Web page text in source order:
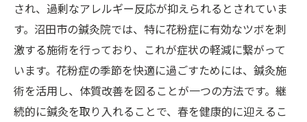
され、過剰なアレルギー反応が抑えられるとされていま
す。沼田市の鍼灸院では、特に花粉症に有効なツボを刺
激する施術を行っており、これが症状の軽減に繋がって
います。花粉症の季節を快適に過ごすためには、鍼灸施
術を活用し、体質改善を図ることが一つの方法です。継
続的に鍼灸を取り入れることで、春を健康的に迎えるこ